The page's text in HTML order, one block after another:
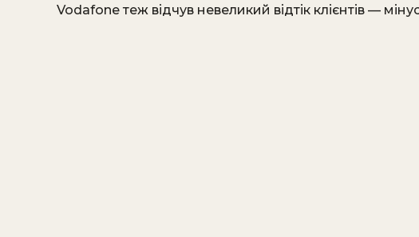
Vodafone теж відчув невеликий відтік клієнтів —